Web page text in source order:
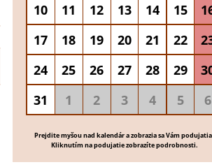
10
11 12 13 14 15
17
18 19 20 21 22
24
25 26 27 28 29
31
1 2 3 4 5 6
Prejdite myšou nad kalendár a zobrazia sa Vám
Kliknutím na podujatie zobrazíte podrobnosti.